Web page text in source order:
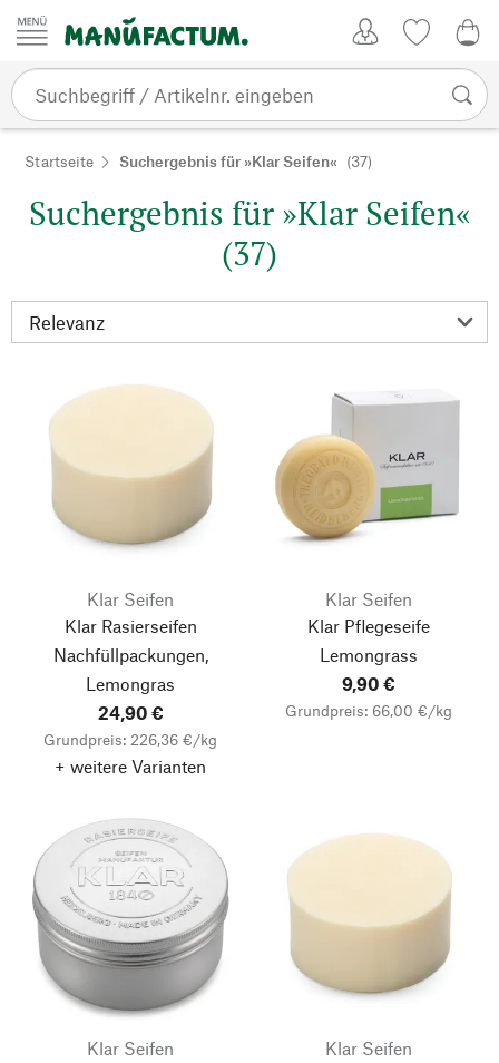
Zum Inhalt springen
Startseite Suchergebnis für »Klar Seifen« (37)
Suchergebnis für »Klar Seifen«
(37)
Klar Seifen
Klar Rasierseifen
Nachfüllpackungen,
Lemongras
24,90 €
Grundpreis: 226,36 €/kg
+ weitere Varianten
Klar Seifen
Klar Pflegeseife
Lemongrass
9,90 €
Grundpreis: 66,00 €/kg
Klar Seifen
Klar Seifen